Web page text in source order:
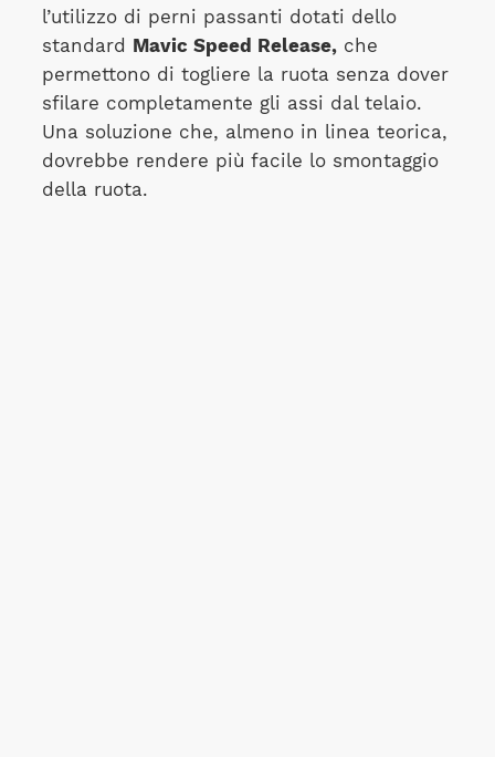
l’utilizzo di perni passanti dotati dello
standard Mavic Speed Release,che
permettono di togliere la ruota senza dover
sfilare completamente gli assi dal telaio.
Una soluzione che, almeno in linea teorica,
dovrebbe rendere più facile lo smontaggio
della ruota.